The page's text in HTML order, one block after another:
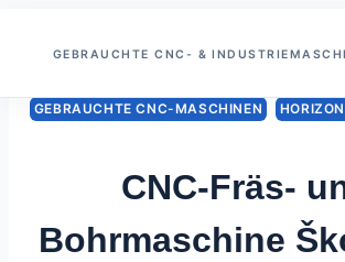
InhaltGEBRAUCHTE CNC- &
GEBRAUCHTE CNC-MASCHINEN
CNC-Fräs-
Bohrmaschine